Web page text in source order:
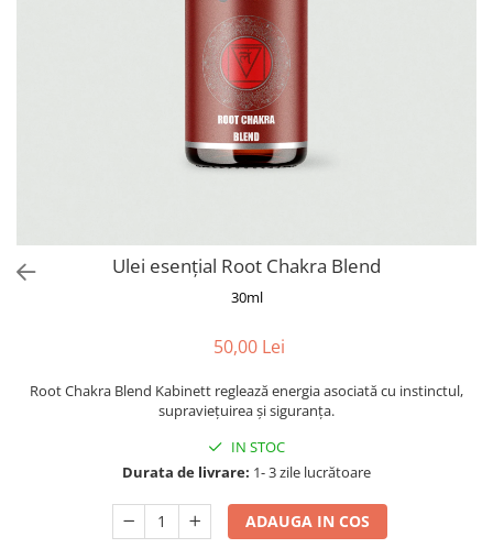
Ulei esențial Root Chakra Blend
30ml
50,00 Lei
Root Chakra Blend Kabinett reglează energia asociată cu instinctul,
supraviețuirea și siguranța.
IN STOC
Durata de livrare: 1- 3 zile lucrătoare
ADAUGA IN COS